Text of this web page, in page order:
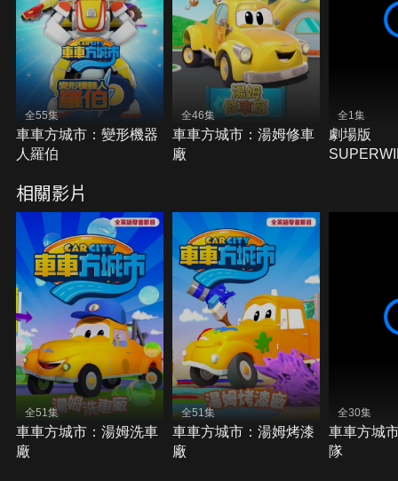
全55集
車車方城市：變形機器
人羅伯
全46集
車車方城市：湯姆修車
廠
全1集
劇場版
相關影片
全51集
車車方城市：湯姆洗車
廠
全51集
車車方城市：湯姆烤漆
廠
全30集
車車方城
隊